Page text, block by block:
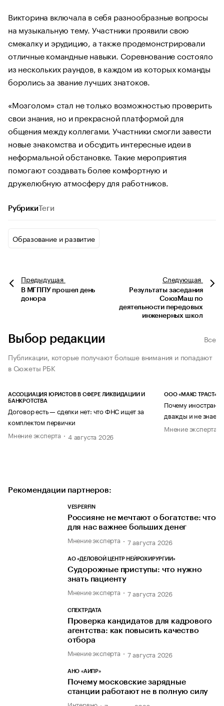
Викторина включала в себя разнообразные вопросы
на музыкальную тему. Участники проявили свою
смекалку и эрудицию, а также продемонстрировали
отличные командные навыки. Соревнование состояло
из нескольких раундов, в каждом из которых команды
боролись за звание лучших знатоков.
«Мозголом» стал не только возможностью проверить
свои знания, но и прекрасной платформой для
общения между коллегами. Участники смогли завести
новые знакомства и обсудить интересные идеи в
неформальной обстановке. Такие мероприятия
помогают создавать более комфортную и
дружелюбную атмосферу для работников.
Рубрики Теги
Образование и развитие
Предыдущая
В МГППУ прошел день
донора
Следующая
Результаты заседания
СоюзМаш по
деятельности передовых
инженерных школ
Выбор редакции
Все
Публикации, которые получают больше внимания и попадают
в Сюжеты РБК
АССОЦИАЦИЯ ЮРИСТОВ В СФЕРЕ ЛИКВИДАЦИИ И
БАНКРОТСТВА
Договор есть — сделки нет: что ФНС ищет за
комплектом первички
Мнение эксперта
4 августа 2026
ООО «МАКС ТРАСТ»
Почему
дважды и не знает
Мнение эксперта
Рекомендации партнеров:
VESPERFIN
Россияне не мечтают о богатстве: что
для нас важнее больших денег
Мнение эксперта 7 августа 2026
АО «ДЕЛОВОЙ ЦЕНТР НЕЙРОХИРУРГИИ»
Судорожные приступы: что нужно
знать пациенту
Мнение эксперта 7 августа 2026
СПЕКТРДАТА
Проверка кандидатов для кадрового
агентства: как повысить качество
отбора
Мнение эксперта 7 августа 2026
АНО «АИПР»
Почему московские зарядные
станции работают не в полную силу